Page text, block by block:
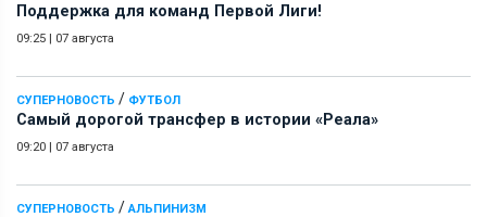
Поддержка для команд Первой Лиги!
09:25 | 07 августа
СУПЕРНОВОСТЬ / ФУТБОЛ
Самый дорогой трансфер в истории «Реала»
09:20 | 07 августа
СУПЕРНОВОСТЬ / АЛЬПИНИЗМ